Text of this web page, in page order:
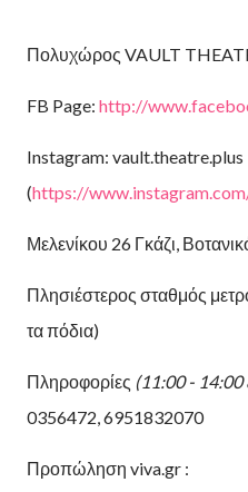
Πολυχώρος VAULT
FB Page: http://
Instagram: vault.theatre.plus
(https://
Μελενίκου 26 Γκάζι,
Πλησιέστερος σταθμός
τα πόδια)
Πληροφορίες (11:00 -
0356472, 6951832070
Προπώληση viva.gr :